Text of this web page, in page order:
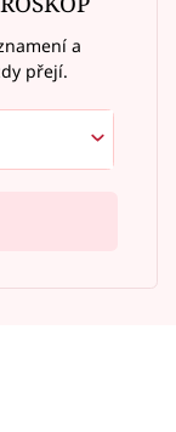
a
přejí.